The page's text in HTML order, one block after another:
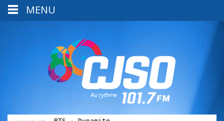
MENU